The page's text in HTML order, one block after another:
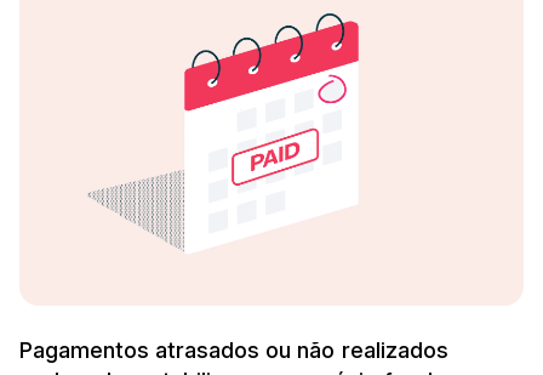
Pagamentos atrasados ou não realizados